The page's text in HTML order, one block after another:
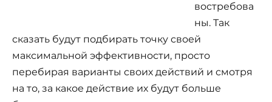
востребова
ны. Так
сказать будут подбирать точку своей
максимальной эффективности, просто
перебирая варианты своих действий и смотря
на то, за какое действие их будут больше